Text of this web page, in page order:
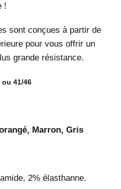
!
sont conçues à partir de
pour vous offrir un
grande résistance.
41/46
Marron, Gris
2% élasthanne.